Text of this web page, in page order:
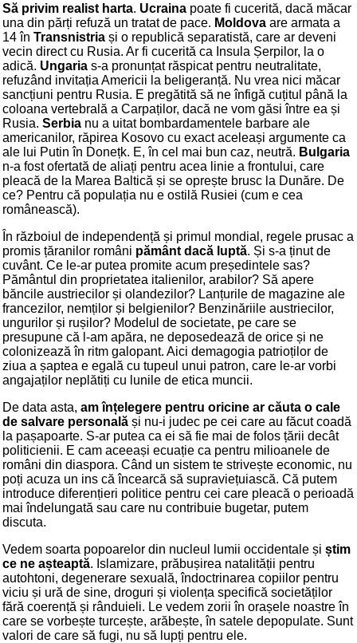
Să privim realist harta. Ucraina poate fi cucerită, dacă măcar
una din părți refuză un tratat de pace. Moldova are armata a
14 în Transnistria și o republică separatistă, care ar deveni
vecin direct cu Rusia. Ar fi cucerită ca Insula Șerpilor, la o
adică. Ungaria s-a pronunțat răspicat pentru neutralitate,
refuzând invitația Americii la beligeranță. Nu vrea nici măcar
sancțiuni pentru Rusia. E pregătită să ne înfigă cuțitul până la
coloana vertebrală a Carpaților, dacă ne vom găsi între ea și
Rusia. Serbia nu a uitat bombardamentele barbare ale
americanilor, răpirea Kosovo cu exact aceleași argumente ca
ale lui Putin în Donețk. E, în cel mai bun caz, neutră. Bulgaria
n-a fost ofertată de aliați pentru acea linie a frontului, care
pleacă de la Marea Baltică și se oprește brusc la Dunăre. De
ce? Pentru că populația nu e ostilă Rusiei (cum e cea
românească).
În războiul de independență și primul mondial, regele prusac a
promis țăranilor români pământ dacă luptă. Și s-a ținut de
cuvânt. Ce le-ar putea promite acum președintele sas?
Pământul din proprietatea italienilor, arabilor? Să apere
băncile austriecilor și olandezilor? Lanțurile de magazine ale
francezilor, nemților și belgienilor? Benzinăriile austriecilor,
ungurilor și rușilor? Modelul de societate, pe care se
presupune că l-am apăra, ne deposedează de orice și ne
colonizează în ritm galopant. Aici demagogia patrioților de
ziua a șaptea e egală cu tupeul unui patron, care le-ar vorbi
angajaților neplătiți cu lunile de etica muncii.
De data asta, am înțelegere pentru oricine ar căuta o cale
de salvare personală și nu-i judec pe cei care au făcut coadă
la pașapoarte. S-ar putea ca ei să fie mai de folos țării decât
politicienii. E cam aceeași ecuație ca pentru milioanele de
români din diaspora. Când un sistem te strivește economic, nu
poți acuza un ins că încearcă să supraviețuiască. Că putem
introduce diferențieri politice pentru cei care pleacă o perioadă
mai îndelungată sau care nu contribuie bugetar, putem
discuta.
Vedem soarta popoarelor din nucleul lumii occidentale și știm
ce ne așteaptă. Islamizare, prăbușirea natalității pentru
autohtoni, degenerare sexuală, îndoctrinarea copiilor pentru
viciu și ură de sine, droguri și violența specifică societăților
fără coerență și rânduieli. Le vedem zorii în orașele noastre în
care se vorbește turcește, arăbește, în satele depopulate. Sunt
valori de care să fugi, nu să lupți pentru ele.